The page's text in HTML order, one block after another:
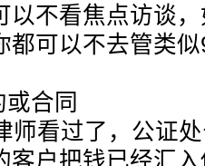
以不看焦点访谈
都可以不去管类
合同
看过了，公证
客户把钱已经汇